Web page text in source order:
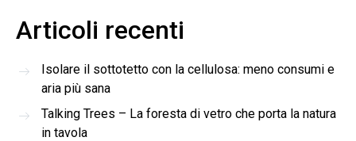
Articoli recenti
Isolare il sottotetto con la cellulosa: meno consumi e
aria più sana
Talking Trees – La foresta di vetro che porta la natura
in tavola